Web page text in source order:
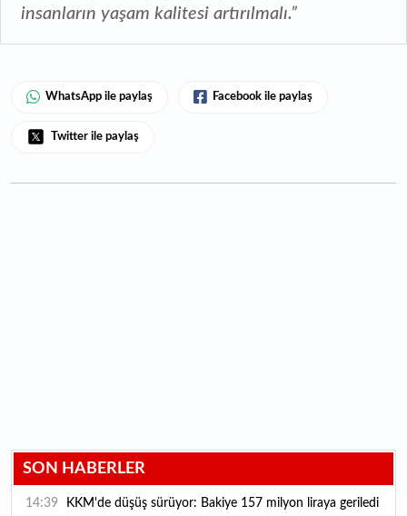
insanların yaşam kalitesi artırılmalı.”
WhatsApp ile paylaş Facebook ile paylaş
Twitter ile paylaş
SON HABERLER
14:39 KKM'de düşüş sürüyor: Bakiye 157 milyon liraya geriledi